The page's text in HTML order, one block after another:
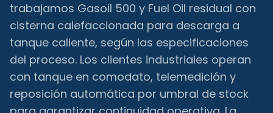
trabajamos Gasoil 500 y Fuel Oil residual con
cisterna calefaccionada para descarga a
tanque caliente, según las especificaciones
del proceso. Los clientes industriales operan
con tanque en comodato, telemedición y
reposición automática por umbral de stock